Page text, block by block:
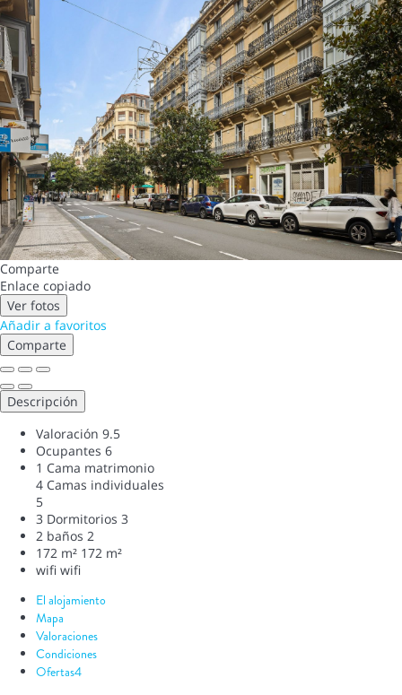
Comparte
Enlace copiado
Ver fotos
Añadir a favoritos
Comparte
Descripción
Valoración 9.5
Ocupantes 6
1 Cama matrimonio
4 Camas individuales
5
3 Dormitorios 3
2 baños 2
172 m² 172 m²
wifi wifi
El alojamiento
Mapa
Valoraciones
Condiciones
Ofertas4